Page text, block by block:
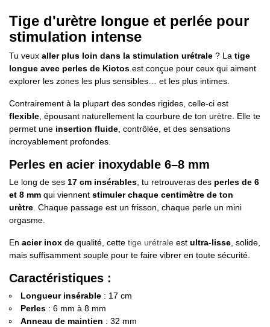
Tige d'urètre longue et perlée pour
stimulation intense
Tu veux aller plus loin dans la stimulation urétrale ? La tige
longue avec perles de Kiotos est conçue pour ceux qui aiment
explorer les zones les plus sensibles… et les plus intimes.
Contrairement à la plupart des sondes rigides, celle-ci est
flexible , épousant naturellement la courbure de ton urètre. Elle te
permet une insertion fluide , contrôlée, et des sensations
incroyablement profondes.
Perles en acier inoxydable 6–8 mm
Le long de ses 17 cm insérables , tu retrouveras des perles de 6
et 8 mm qui viennent stimuler chaque centimètre de ton
urètre . Chaque passage est un frisson, chaque perle un mini
orgasme.
En acier inox de qualité, cette tige urétrale est ultra-lisse , solide,
mais suffisamment souple pour te faire vibrer en toute sécurité.
Caractéristiques :
Longueur insérable : 17 cm
Perles : 6 mm à 8 mm
Anneau de maintien : 32 mm